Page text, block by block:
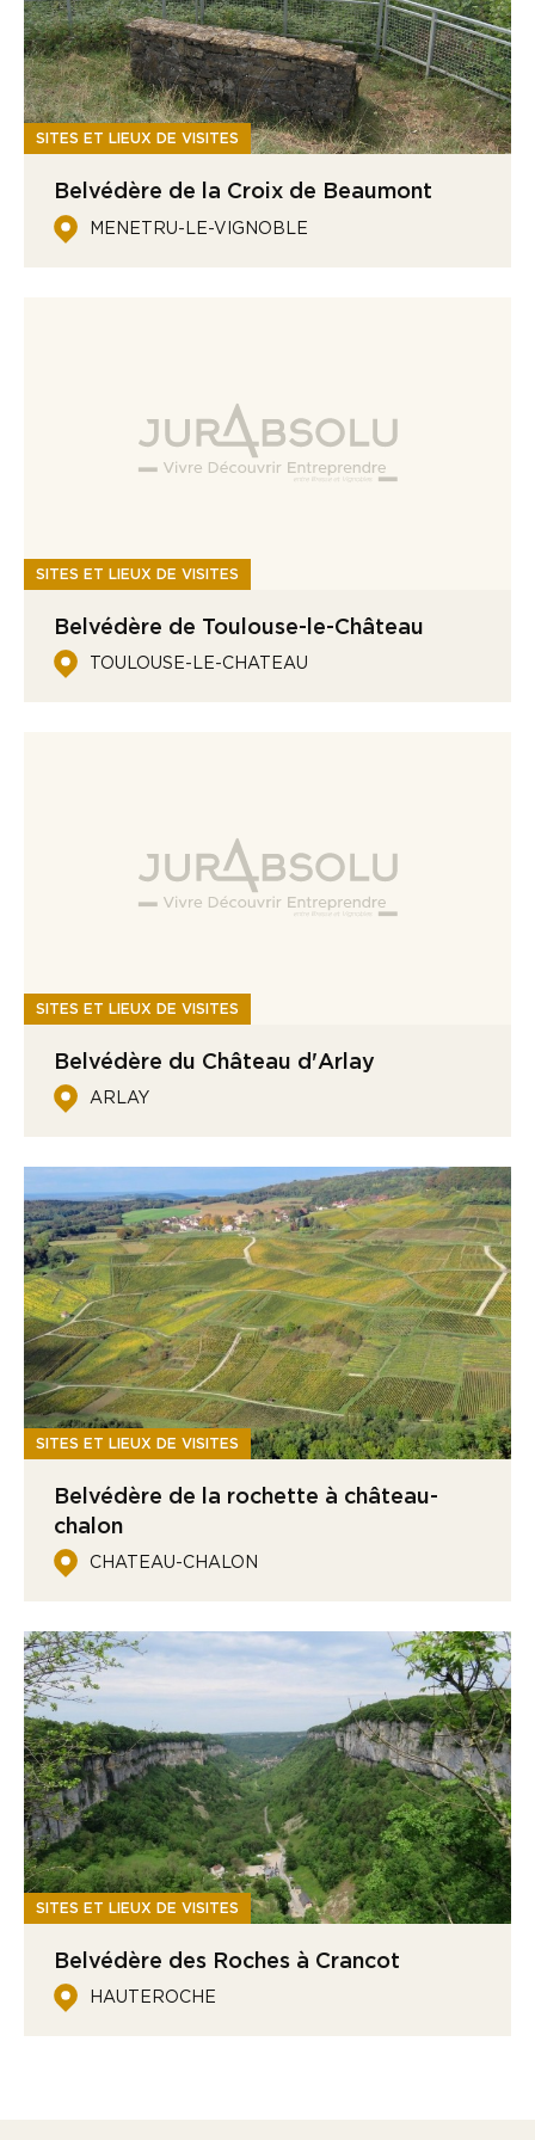
SITES ET LIEUX DE VISITES
Belvédère de la Croix de Beaumont
MENETRU-LE-VIGNOBLE
SITES ET LIEUX DE VISITES
Belvédère de Toulouse-le-Château
TOULOUSE-LE-CHATEAU
SITES ET LIEUX DE VISITES
Belvédère du Château d'Arlay
ARLAY
SITES ET LIEUX DE VISITES
Belvédère de la rochette à château-
chalon
CHATEAU-CHALON
SITES ET LIEUX DE VISITES
Belvédère des Roches à Crancot
HAUTEROCHE